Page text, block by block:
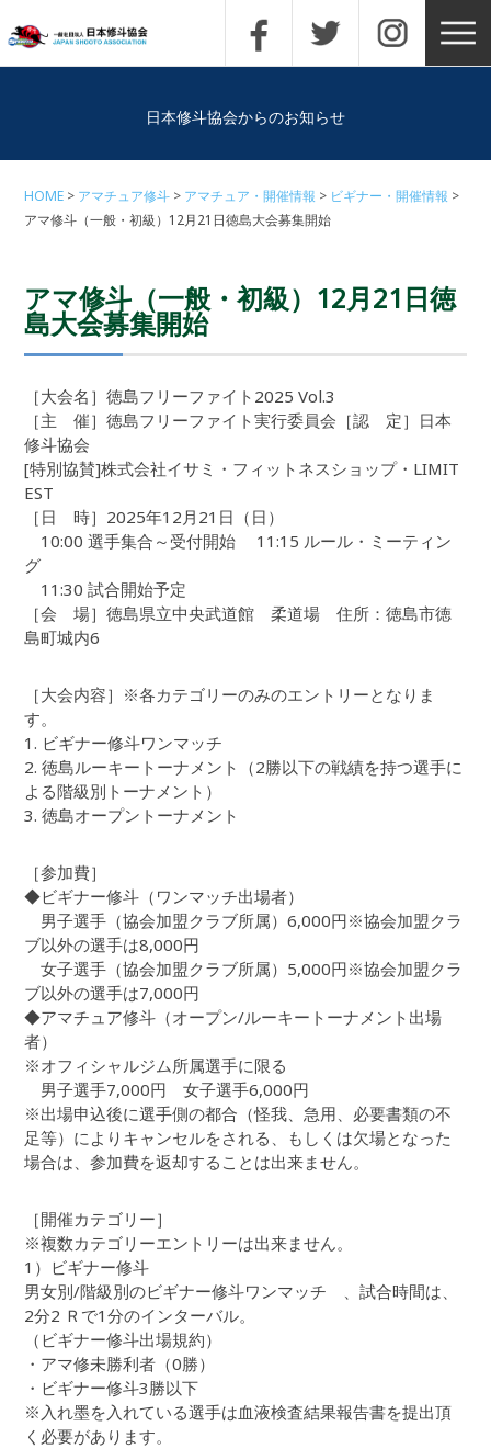
日本修斗協会からのお知らせ
HOME アマチュア修斗 アマチュア・開催情報
ビギナー・開催情報
アマ修斗（一般・初級）12月21日徳島大会募集開始
アマ修斗（一般・初級）12月21日徳
島大会募集開始
［大会名］徳島フリーファイト2025 Vol.3
［主 催］徳島フリーファイト実行委員会［認 定］日本
修斗協会
[特別協賛]株式会社イサミ・フィットネスショップ・LIMIT
EST
［日 時］2025年12月21日（日）
10:00 選手集合～受付開始 11:15 ルール・ミーティン
グ
11:30 試合開始予定
［会 場］徳島県立中央武道館 柔道場 住所：徳島市徳
島町城内6
［大会内容］※各カテゴリーのみのエントリーとなりま
す。
1. ビギナー修斗ワンマッチ
2. 徳島ルーキートーナメント（2勝以下の戦績を持つ選手に
よる階級別トーナメント）
3. 徳島オープントーナメント
［参加費］
◆ビギナー修斗（ワンマッチ出場者）
男子選手（協会加盟クラブ所属）6,000円※協会加盟クラ
ブ以外の選手は8,000円
女子選手（協会加盟クラブ所属）5,000円※協会加盟クラ
ブ以外の選手は7,000円
◆アマチュア修斗（オープン/ルーキートーナメント出場
者）
※オフィシャルジム所属選手に限る
男子選手7,000円 女子選手6,000円
※出場申込後に選手側の都合（怪我、急用、必要書類の不
足等）によりキャンセルをされる、もしくは欠場となった
場合は、参加費を返却することは出来ません。
［開催カテゴリー］
※複数カテゴリーエントリーは出来ません。
1）ビギナー修斗
男女別/階級別のビギナー修斗ワンマッチ 、試合時間は、
2分2 Ｒで1分のインターバル。
（ビギナー修斗出場規約）
・アマ修未勝利者（0勝）
・ビギナー修斗3勝以下
※入れ墨を入れている選手は血液検査結果報告書を提出頂
く必要があります。